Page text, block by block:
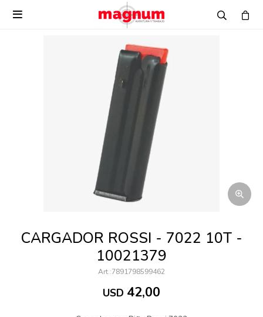

CARGADOR ROSSI - 7022 10T -
10021379
7891798599462
USD 42,00